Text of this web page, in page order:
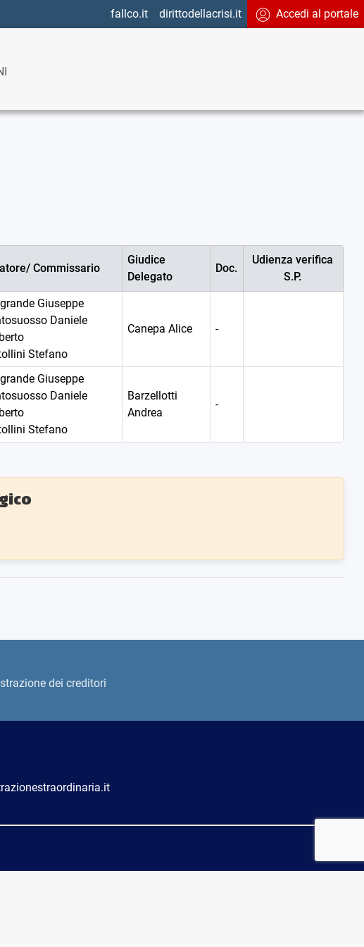
fallco.it dirittodellacrisi.it Accedi al portale
Commissario
Giudice
Delegato
Doc.
Udienza verifica
S.P.
Giuseppe
Daniele
Stefano
Canepa Alice -
Giuseppe
Daniele
Stefano
Barzellotti
Andrea
-
dei creditori